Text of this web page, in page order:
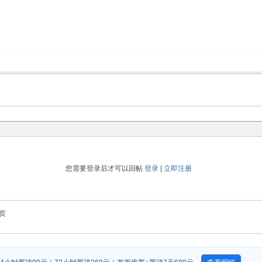
您需要登录后才可以回帖 登录| 立即注册